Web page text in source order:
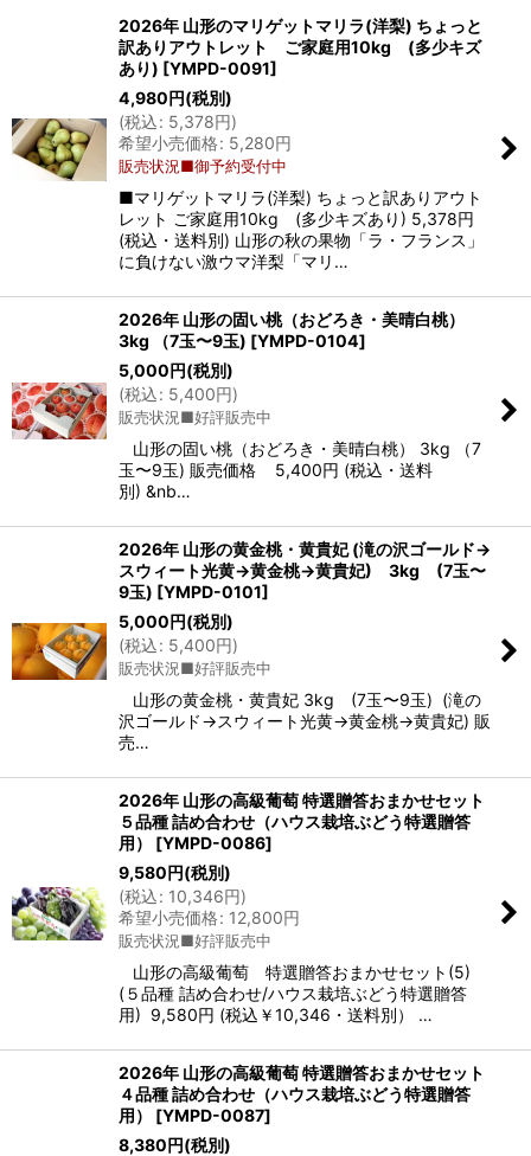
2026年 山形のマリゲットマリラ(洋梨) ちょっと
訳ありアウトレット ご家庭用10kg (多少キズ
あり) [YMPD-0091]
4,980円(税別)
(税込: 5,378円)
希望小売価格: 5,280円
販売状況■御予約受付中
■マリゲットマリラ(洋梨) ちょっと訳ありアウト
レット ご家庭用10kg (多少キズあり) 5,378円
(税込・送料別) 山形の秋の果物「ラ・フランス」
に負けない激ウマ洋梨「マリ…
2026年 山形の固い桃（おどろき・美晴白桃）
3kg （7玉〜9玉) [YMPD-0104]
5,000円(税別)
(税込: 5,400円)
販売状況■好評販売中
山形の固い桃（おどろき・美晴白桃） 3kg （7
玉〜9玉) 販売価格 5,400円 (税込・送料
別) &nb…
2026年 山形の黄金桃・黄貴妃 (滝の沢ゴールド→
スウィート光黄→黄金桃→黄貴妃) 3kg (7玉〜
9玉) [YMPD-0101]
5,000円(税別)
(税込: 5,400円)
販売状況■好評販売中
山形の黄金桃・黄貴妃 3kg (7玉〜9玉) (滝の
沢ゴールド→スウィート光黄→黄金桃→黄貴妃) 販
売…
2026年 山形の高級葡萄 特選贈答おまかせセット
５品種 詰め合わせ（ハウス栽培ぶどう特選贈答
用）
[YMPD-0086]
9,580円(税別)
(税込: 10,346円)
希望小売価格: 12,800円
販売状況■好評販売中
山形の高級葡萄 特選贈答おまかせセット(5)
(５品種 詰め合わせ/ハウス栽培ぶどう特選贈答
用) 9,580円 (税込￥10,346・送料別） …
2026年 山形の高級葡萄 特選贈答おまかせセット
４品種 詰め合わせ（ハウス栽培ぶどう特選贈答
用）
[YMPD-0087]
8,380円(税別)